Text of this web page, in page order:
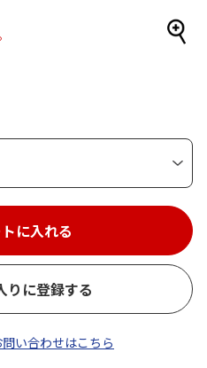
に入れる
りに登録する
い合わせはこちら